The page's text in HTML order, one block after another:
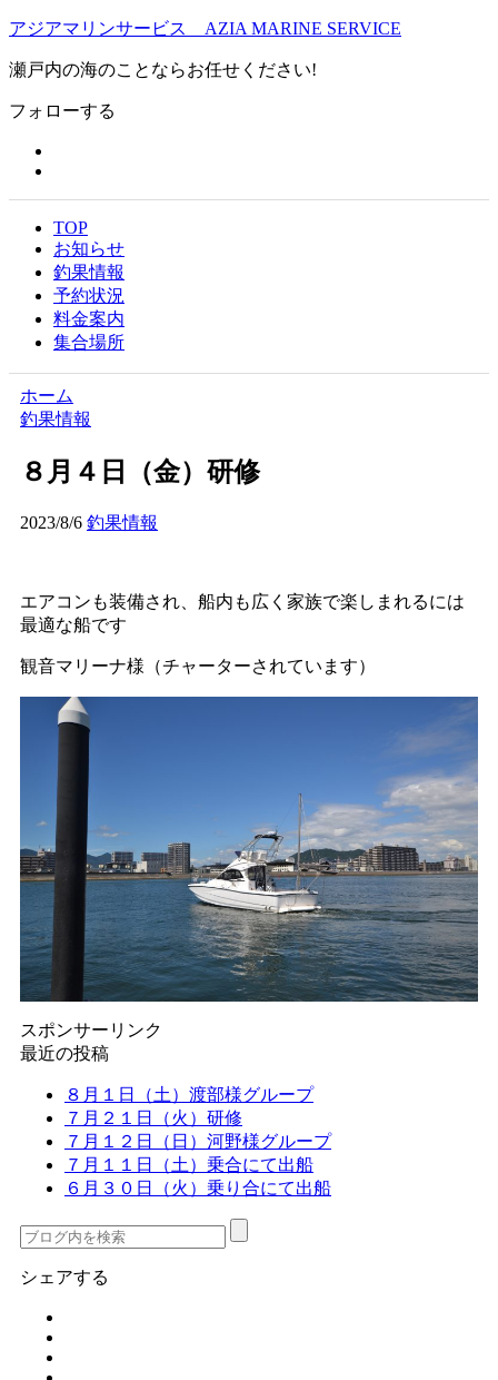
アジアマリンサービス AZIA MARINE SERVICE
瀬戸内の海のことならお任せください!
フォローする
TOP
お知らせ
釣果情報
予約状況
料金案内
集合場所
ホーム
釣果情報
８月４日（金）研修
2023/8/6 釣果情報
エアコンも装備され、船内も広く家族で楽しまれるには
最適な船です
観音マリーナ様（チャーターされています）
スポンサーリンク
最近の投稿
８月１日（土）渡部様グループ
７月２１日（火）研修
７月１２日（日）河野様グループ
７月１１日（土）乗合にて出船
６月３０日（火）乗り合にて出船
シェアする